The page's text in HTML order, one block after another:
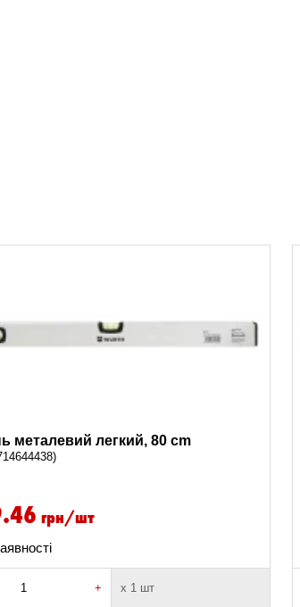
металевий легкий, 80 cm
грн/шт
+ х 1 шт